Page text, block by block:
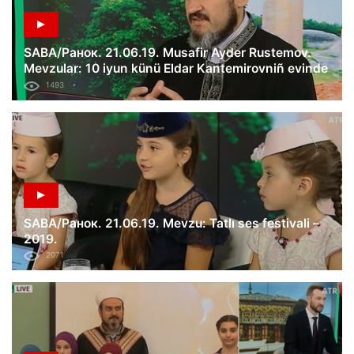
SABA/Ранок. 21.06.19. Musafir Ayder Rustemov.
Mevzular: 10 iyun künü Eldar Kantemirovniñ evinde
tintüv; akimiyet içün mesüliyet.
1493
SABA/Ранок. 21.06.19. Mevzu: Tatlı ses festivali –
2019.
2071